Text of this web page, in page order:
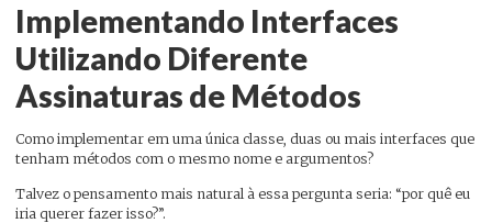
Implementando Interfaces
Utilizando Diferente
Assinaturas de Métodos
Como implementar em uma única classe, duas ou mais interfaces que
tenham métodos com o mesmo nome e argumentos?
Talvez o pensamento mais natural à essa pergunta seria: “por quê eu
iria querer fazer isso?”.